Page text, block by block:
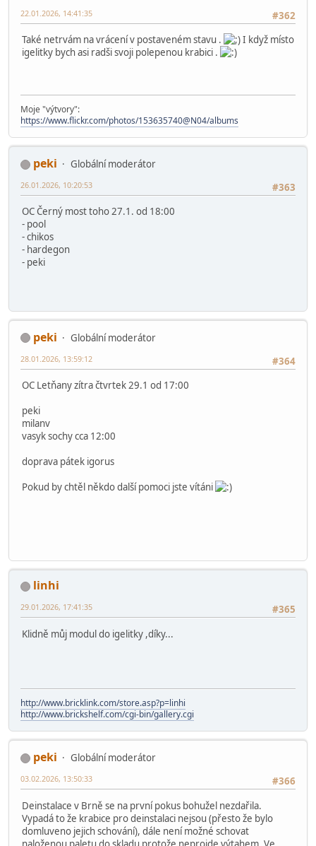
#362
22.01.2026, 14:41:35
Také netrvám na vrácení v postaveném stavu .
I když místo
igelitky bych asi radši svoji polepenou krabici .
Moje "výtvory":
https://www.flickr.com/photos/153635740@N04/albums
peki
Globální moderátor
#363
26.01.2026, 10:20:53
OC Černý most toho 27.1. od 18:00
- pool
- chikos
- hardegon
- peki
peki
Globální moderátor
#364
28.01.2026, 13:59:12
OC Letňany zítra čtvrtek 29.1 od 17:00
peki
milanv
vasyk sochy cca 12:00
doprava pátek igorus
Pokud by chtěl někdo další pomoci jste vítáni
linhi
#365
29.01.2026, 17:41:35
Klidně můj modul do igelitky ,díky...
http://www.bricklink.com/store.asp?p=linhi
http://www.brickshelf.com/cgi-bin/gallery.cgi
peki
Globální moderátor
#366
03.02.2026, 13:50:33
Deinstalace v Brně se na první pokus bohužel nezdařila.
Vypadá to že krabice pro deinstalaci nejsou (přesto že bylo
domluveno jejich schování), dále není možné schovat